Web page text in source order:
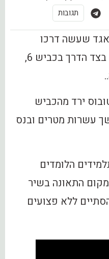
תגובות
שעשה דרכו
מירושלים לרכסים החליק בצד הדרך בכביש 6,
ירד מהכביש
עשרות מטרים ובנס
הלומדים
התאונה בשיר
ללא פצועים